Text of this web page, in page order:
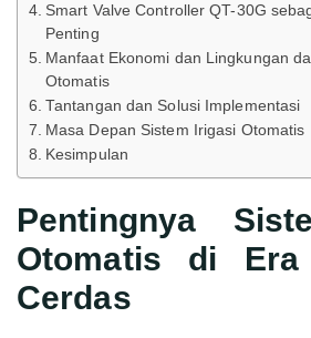
Smart Valve Controller QT-30G
Penting
Manfaat Ekonomi dan Lingkungan
Otomatis
Tantangan dan Solusi Implementasi
Masa Depan Sistem Irigasi Otomatis
Kesimpulan
Pentingnya
Otomatis di Era
Cerdas